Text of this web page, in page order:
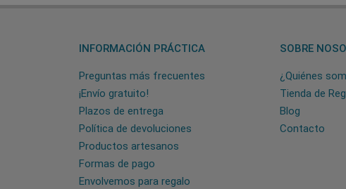
INFORMACIÓN PRÁCTICA
Preguntas más frecuentes
¡Envío gratuito!
Plazos de entrega
Política de devoluciones
Productos artesanos
Formas de pago
Envolvemos para regalo
SOBRE
¿Quiénes
Tienda de
Blog
Contacto